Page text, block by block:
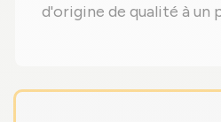
d'origine de qualité à un